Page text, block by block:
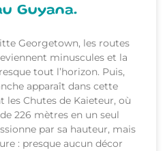
Guyana.
Georgetown, les routes
minuscules et la
tout l’horizon. Puis,
apparaît dans cette
les Chutes de Kaieteur, où
226 mètres en un seul
par sa hauteur, mais
: presque aucun décor